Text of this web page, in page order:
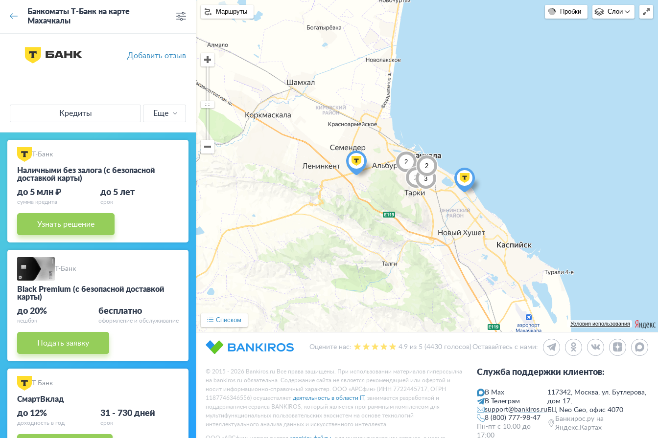
Банкоматы Т-Банк на карте
Махачкалы
Добавить отзыв
Кредиты
Кредитные
карты
карты
Еще
Т-Банк
Наличными без залога (с безопасной
доставкой карты)
до 5 млн ₽
сумма кредита
до 5 лет
срок
Узнать решение
Т-Банк
Black Premium (с безопасной доставкой
карты)
до 20%
кешбэк
бесплатно
оформление и обслуживание
Подать заявку
Т-Банк
СмартВклад
до 12%
доходность в год
31 - 730 дней
срок
Условия использования
Маршруты Пробки Слои
Списком
2
2 3
2
Оцените нас: 4.9 из 5 (4430 голосов) Оставайтесь с нами:
© 2015 - 2026 Bankiros.ru Все права защищены. При использовании материалов гиперссылка
на bankiros.ru обязательна. Содержание сайта не является рекомендацией или офертой и
носит информационно-справочный характер. ООО «АРСфин» (ИНН 7722445717, ОГРН
1187746346556) осуществляет деятельность в области IT, занимается разработкой и
поддержанием сервиса BANKIROS, который является программным комплексом для
мультифункциональных пользовательских экосистем на основе технологий
интеллектуального анализа данных и искусственного интеллекта.
Служба поддержки клиентов:
В Max
В Телеграм
support@bankiros.ru
8 (800) 777-98-47
Пн-пт с 10:00 до
17:00
117342, Москва, ул. Бутлерова,
дом 17,
БЦ Neo Geo, офис 4070
Банкирос.ру на
Яндекс.Картах